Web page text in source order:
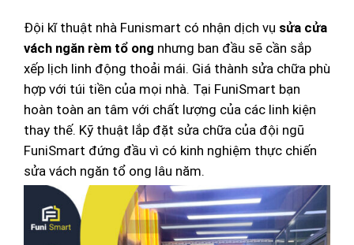
Đội kĩ thuật nhà Funismart có nhận dịch vụ sửa cửa
vách ngăn rèm tổ ong nhưng ban đầu sẽ cần sắp
xếp lịch linh động thoải mái. Giá thành sửa chữa phù
hợp với túi tiền của mọi nhà. Tại FuniSmart bạn
hoàn toàn an tâm với chất lượng của các linh kiện
thay thế. Kỹ thuật lắp đặt sửa chữa của đội ngũ
FuniSmart đứng đầu vì có kinh nghiệm thực chiến
sửa vách ngăn tổ ong lâu năm.